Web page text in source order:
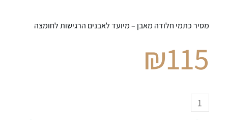
מסיר כתמי חלודה מאבן – מיועד לאבנים הרגישות לחומצה
₪115